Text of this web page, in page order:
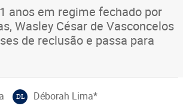
anos em regime fechado por
Wasley César de Vasconcelos
de reclusão e passa para
DL Déborah Lima*